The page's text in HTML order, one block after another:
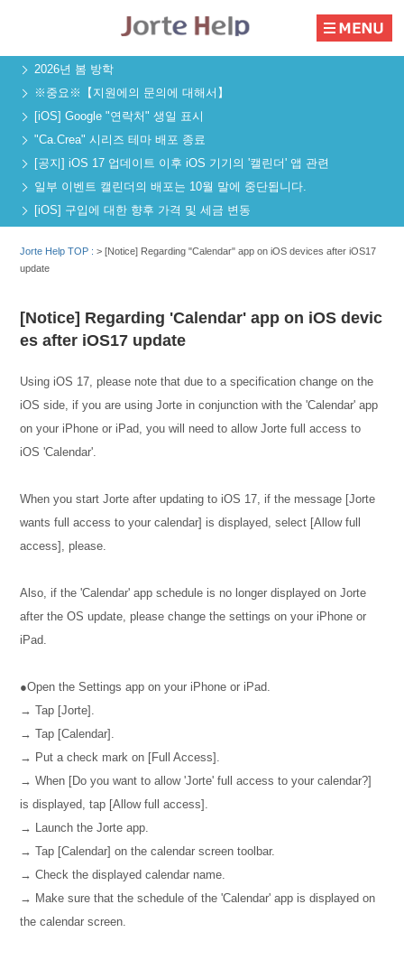
2026년 봄 방학
※중요※【지원에의 문의에 대해서】
[iOS] Google "연락처" 생일 표시
"Ca.Crea" 시리즈 테마 배포 종료
[공지] iOS 17 업데이트 이후 iOS 기기의 '캘린더' 앱 관련
일부 이벤트 캘린더의 배포는 10월 말에 중단됩니다.
[iOS] 구입에 대한 향후 가격 및 세금 변동
Jorte Help TOP :>[Notice] Regarding "Calendar" app on iOS devices after iOS17
update
[Notice] Regarding 'Calendar' app on iOS devic
es after iOS17 update
Using iOS 17, please note that due to a specification change on the
iOS side, if you are using Jorte in conjunction with the 'Calendar' app
on your iPhone or iPad, you will need to allow Jorte full access to
iOS 'Calendar'.
When you start Jorte after updating to iOS 17, if the message [Jorte
wants full access to your calendar] is displayed, select [Allow full
access], please.
Also, if the 'Calendar' app schedule is no longer displayed on Jorte
after the OS update, please change the settings on your iPhone or
iPad.
●Open the Settings app on your iPhone or iPad.
→ Tap [Jorte].
→ Tap [Calendar].
→ Put a check mark on [Full Access].
→ When [Do you want to allow 'Jorte' full access to your calendar?]
is displayed, tap [Allow full access].
→ Launch the Jorte app.
→ Tap [Calendar] on the calendar screen toolbar.
→ Check the displayed calendar name.
→ Make sure that the schedule of the 'Calendar' app is displayed on
the calendar screen.